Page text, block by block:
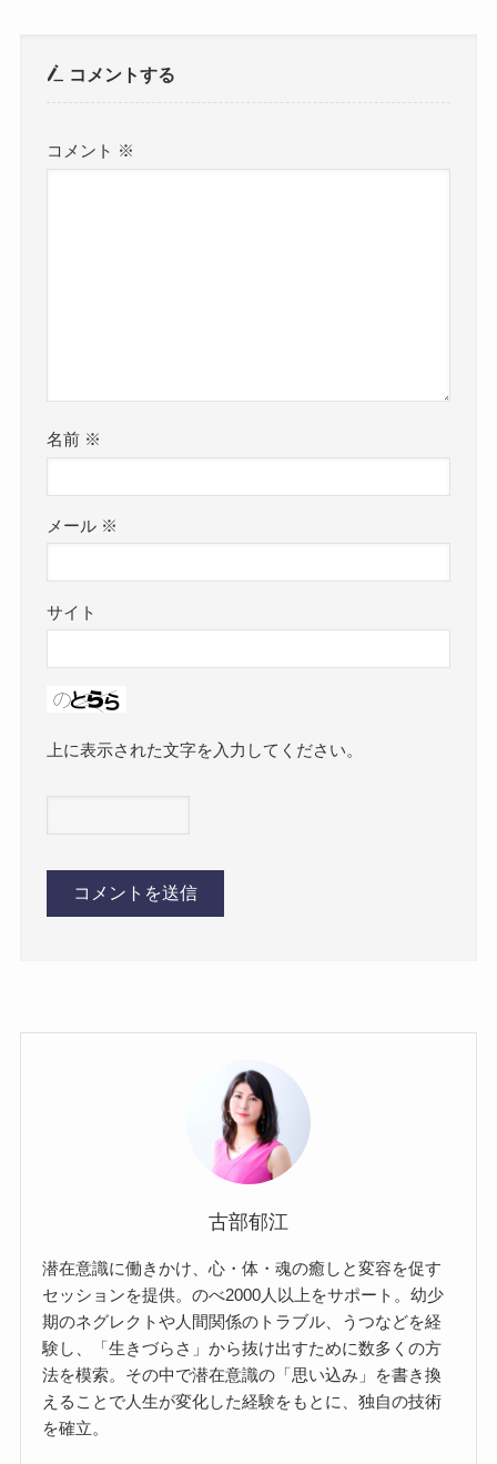
コメントする
コメント ※
名前 ※
メール ※
サイト
上に表示された文字を入力してください。
古部郁江
潜在意識に働きかけ、心・体・魂の癒しと変容を促す
セッションを提供。のべ2000人以上をサポート。幼少
期のネグレクトや人間関係のトラブル、うつなどを経
験し、「生きづらさ」から抜け出すために数多くの方
法を模索。その中で潜在意識の「思い込み」を書き換
えることで人生が変化した経験をもとに、独自の技術
を確立。